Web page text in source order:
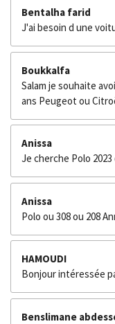
Bentalha farid
J'ai besoin d une
Boukkalfa
Salam je souhaite
ans Peugeot ou
Anissa
Je cherche Polo 2023
Anissa
Polo ou 308 ou 208
HAMOUDI
Bonjour intéressée
Benslimane